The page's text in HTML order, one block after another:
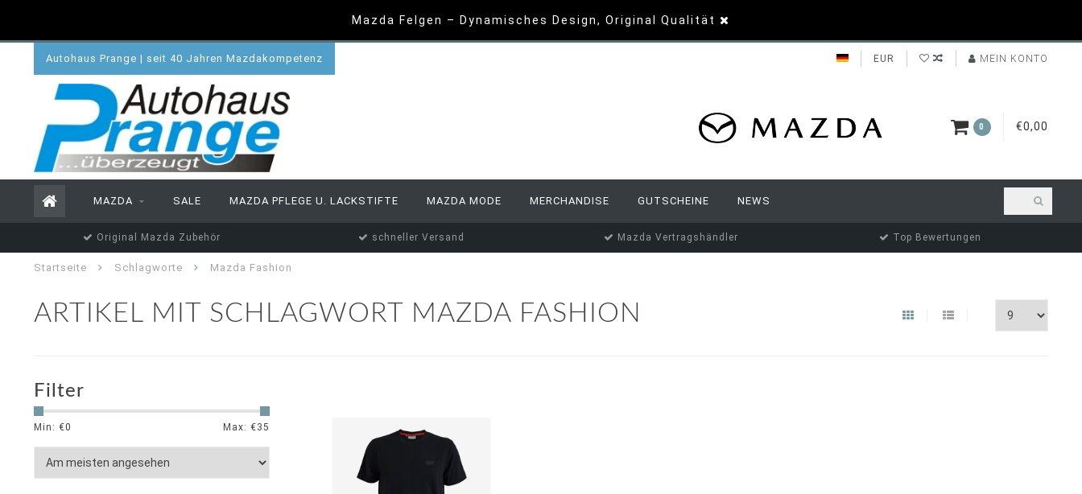
Mazda Felgen – Dynamisches Design, Original Qualität
Autohaus Prange | seit 40 Jahren Mazdakompetenz EUR MEIN KONTO
0 €0,00
MAZDA SALE MAZDA PFLEGE U. LACKSTIFTE MAZDA MODE MERCHANDISE GUTSCHEINE NEWS
Original Mazda Zubehör schneller Versand Mazda Vertragshändler Top Bewertungen
Startseite Schlagworte Mazda Fashion
ARTIKEL MIT SCHLAGWORT MAZDA FASHION
Filter
Min: €0 Max: €35